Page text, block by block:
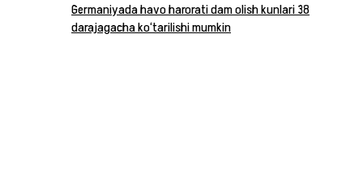
Germaniyada havo harorati dam olish kunlari 38
darajagacha ko‘tarilishi mumkin